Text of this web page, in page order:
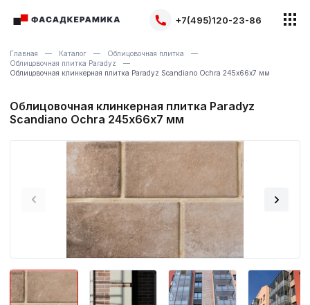
+7(495)120-23-86
Главная Каталог
Облицовочная плитка
Облицовочная плитка Paradyz
Облицовочная клинкерная плитка Paradyz Scandiano Ochra 245х66х7 мм
Облицовочная клинкерная плитка Paradyz
Scandiano Ochra 245х66х7 мм